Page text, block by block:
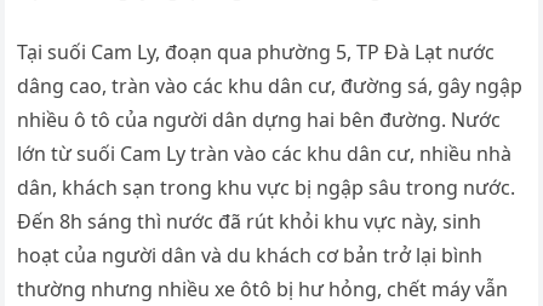
Tại suối Cam Ly, đoạn qua phường 5, TP Đà Lạt nước
dâng cao, tràn vào các khu dân cư, đường sá, gây ngập
nhiều ô tô của người dân dựng hai bên đường. Nước
lớn từ suối Cam Ly tràn vào các khu dân cư, nhiều nhà
dân, khách sạn trong khu vực bị ngập sâu trong nước.
Đến 8h sáng thì nước đã rút khỏi khu vực này, sinh
hoạt của người dân và du khách cơ bản trở lại bình
thường nhưng nhiều xe ôtô bị hư hỏng, chết máy vẫn